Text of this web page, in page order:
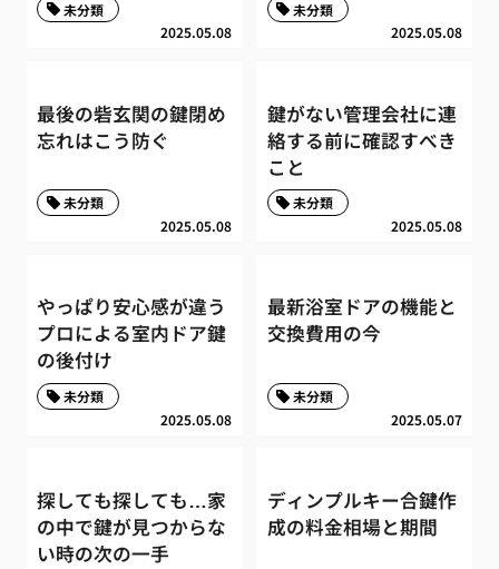
2025.05.08
未分類
2025.05.08
未分類
最後の砦玄関の鍵閉め
忘れはこう防ぐ
2025.05.08
未分類
鍵がない管理会社に連
絡する前に確認すべき
こと
2025.05.08
未分類
やっぱり安心感が違う
プロによる室内ドア鍵
の後付け
2025.05.08
未分類
最新浴室ドアの機能と
交換費用の今
2025.05.07
未分類
探しても探しても…家
の中で鍵が見つからな
い時の次の一手
ディンプルキー合鍵作
成の料金相場と期間